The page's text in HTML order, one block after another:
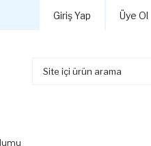
Giriş Yap Üye Ol